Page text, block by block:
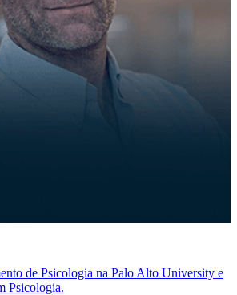
de Psicologia na Palo Alto University e
Psicologia.